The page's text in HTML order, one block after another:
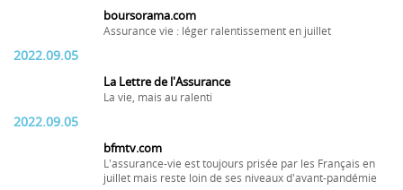
boursorama.com
Assurance vie : léger ralentissement en juillet
2022.09.05
La Lettre de l'Assurance
La vie, mais au ralenti
2022.09.05
bfmtv.com
L'assurance-vie est toujours prisée par les Français en
juillet mais reste loin de ses niveaux d'avant-pandémie